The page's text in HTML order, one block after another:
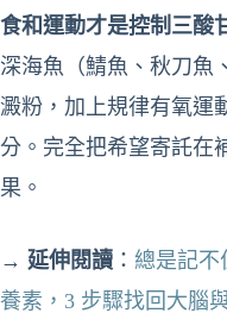
食和運動才是控制三酸
深海魚（鯖魚、秋刀魚
澱粉，加上規律有氧運
分。完全把希望寄託在
果。
→ 延伸閱讀 ： 總是記不
養素，3 步驟找回大腦